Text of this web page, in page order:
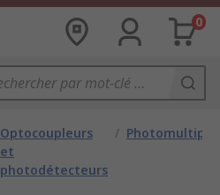
0
Optocoupleurs
et
photodétecteurs
/